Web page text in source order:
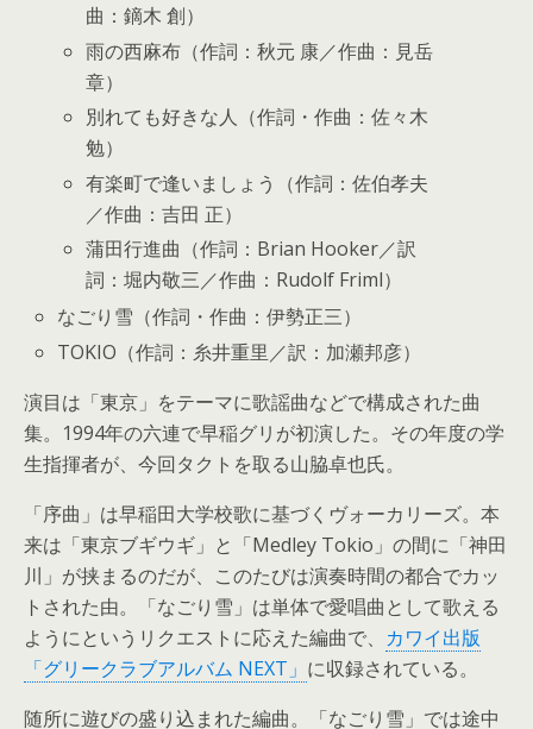
曲：鏑木 創）
雨の西麻布（作詞：秋元 康／作曲：見岳
章）
別れても好きな人（作詞・作曲：佐々木
勉）
有楽町で逢いましょう（作詞：佐伯孝夫
／作曲：吉田 正）
蒲田行進曲（作詞：Brian Hooker／訳
詞：堀内敬三／作曲：Rudolf Friml）
なごり雪（作詞・作曲：伊勢正三）
TOKIO（作詞：糸井重里／訳：加瀬邦彦）
演目は「東京」をテーマに歌謡曲などで構成された曲
集。1994年の六連で早稲グリが初演した。その年度の学
生指揮者が、今回タクトを取る山脇卓也氏。
「序曲」は早稲田大学校歌に基づくヴォーカリーズ。本
来は「東京ブギウギ」と「Medley Tokio」の間に「神田
川」が挟まるのだが、このたびは演奏時間の都合でカッ
トされた由。「なごり雪」は単体で愛唱曲として歌える
ようにというリクエストに応えた編曲で、 カワイ出版
「グリークラブアルバム NEXT」 に収録されている。
随所に遊びの盛り込まれた編曲。「なごり雪」では途中